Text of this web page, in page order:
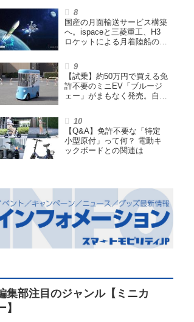
回】
国産の月面輸送サービス構築
へ。ispaceと三菱重工、H3
ロケットによる月着陸船の打
結
【試乗】約50万円で買える免
許不要のミニEV「ブルージ
ェー」がまもなく発売。自転
展開
【Q&A】免許不要な「特定
小型原付」って何？ 電動キ
ックボードとの関連は
集部注目のジャンル【ミニカ
】